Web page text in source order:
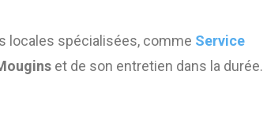
locales spécialisées, comme Service
et de son entretien dans la durée.